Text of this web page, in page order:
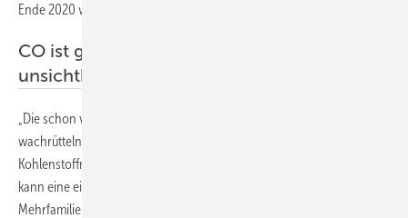
Ende 2020 vorliegen.
CO ist geruchlos, geschmacklos und
unsichtbar
„Die schon vorliegenden Forschungsergebnisse sollten jeden
wachrütteln: Selbst Wohnungen oder Etagen, die weit von der
Kohlenstoffmonoxid-Quelle entfernt liegen, können betroffen sein. So
kann eine einzige defekte Gastherme die Bewohner eines ganzen
Mehrfamilienhauses in Gefahr bringen“, erklärt Anne Wentzel von der